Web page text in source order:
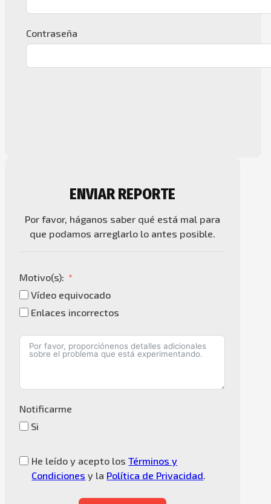
Contraseña
ENVIAR REPORTE
Por favor, háganos saber qué está mal para
que podamos arreglarlo lo antes posible.
Motivo(s):
Vídeo equivocado
Enlaces incorrectos
Notificarme
Si
He leído y acepto losTérminos y
Condiciones y la Política de Privacidad